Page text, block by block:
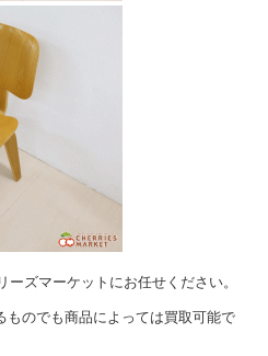
ーズマーケットにお任せください。
ものでも商品によっては買取可能で